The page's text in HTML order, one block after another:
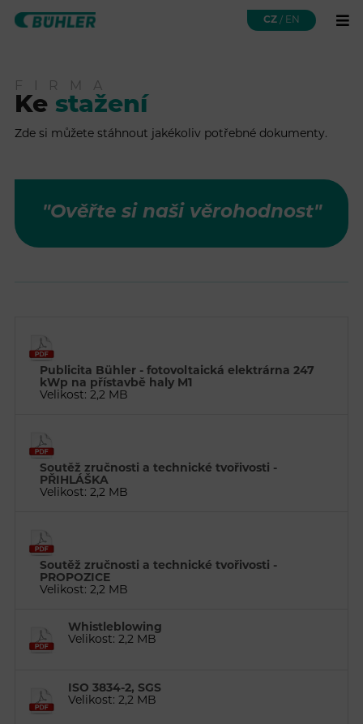
CZ / EN
FIRMA
Ke stažení
Zde si můžete stáhnout jakékoliv potřebné dokumenty.
"Ověřte si naši věrohodnost"
Publicita Bühler - fotovoltaická elektrárna 247
kWp na přístavbě haly M1
Velikost: 2,2 MB
Soutěž zručnosti a technické tvořivosti -
PŘIHLÁŠKA
Velikost: 2,2 MB
Soutěž zručnosti a technické tvořivosti -
PROPOZICE
Velikost: 2,2 MB
Whistleblowing
Velikost: 2,2 MB
ISO 3834-2, SGS
Velikost: 2,2 MB